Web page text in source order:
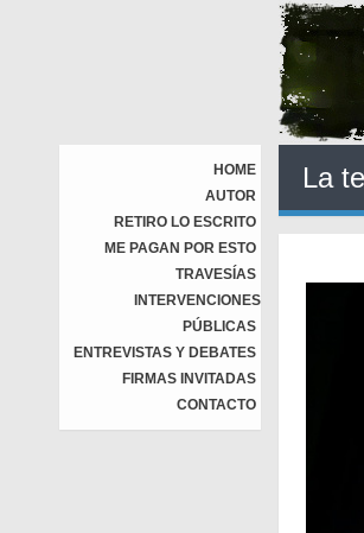
HOME
AUTOR
RETIRO LO ESCRITO
ME PAGAN POR ESTO
TRAVESÍAS
INTERVENCIONES
PÚBLICAS
ENTREVISTAS Y DEBATES
FIRMAS INVITADAS
CONTACTO
La